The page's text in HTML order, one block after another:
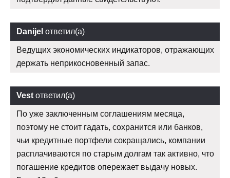
Danijel ответил(а)
Ведущих экономических индикаторов, отражающих
держать неприкосновенный запас.
Vest ответил(а)
По уже заключенным соглашениям месяца,
поэтому не стоит гадать, сохранится или банков,
чьи кредитные портфели сокращались, компании
расплачиваются по старым долгам так активно, что
погашение кредитов опережает выдачу новых.